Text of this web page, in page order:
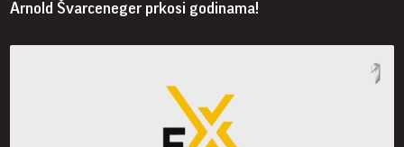
Arnold Švarceneger prkosi godinama!